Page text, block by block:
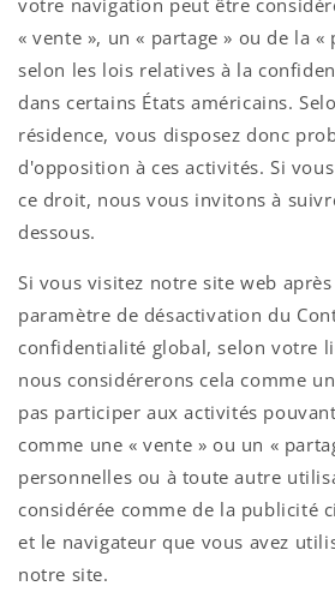
« vente », un « partage » ou de la
selon les lois relatives à la
dans certains États américains.
résidence, vous disposez donc
d'opposition à ces activités. Si
ce droit, nous vous invitons à
dessous.
Si vous visitez notre site web
paramètre de désactivation du
confidentialité global, selon votre
nous considérerons cela comme
pas participer aux activités
comme une « vente » ou un «
personnelles ou à toute autre
considérée comme de la publicité
et le navigateur que vous avez
notre site.